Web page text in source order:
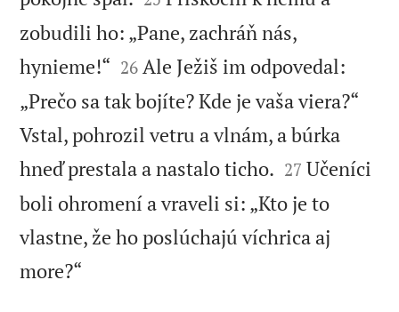
zobudili ho: „Pane, zachráň nás,
hynieme!“ 

26 Ale Ježiš im odpovedal:
„Prečo sa tak bojíte? Kde je vaša viera?“
Vstal, pohrozil vetru a vlnám, a búrka
hneď prestala a nastalo ticho. 

27 Učeníci
boli ohromení a vraveli si: „Kto je to
vlastne, že ho poslúchajú víchrica aj
more?“